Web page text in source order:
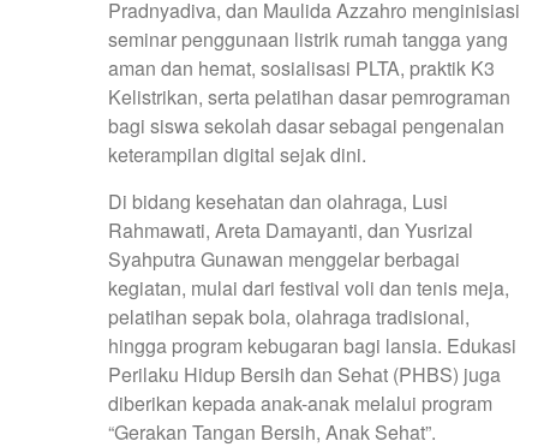
Pradnyadiva, dan Maulida Azzahro menginisiasi
seminar penggunaan listrik rumah tangga yang
aman dan hemat, sosialisasi PLTA, praktik K3
Kelistrikan, serta pelatihan dasar pemrograman
bagi siswa sekolah dasar sebagai pengenalan
keterampilan digital sejak dini.
Di bidang kesehatan dan olahraga, Lusi
Rahmawati, Areta Damayanti, dan Yusrizal
Syahputra Gunawan menggelar berbagai
kegiatan, mulai dari festival voli dan tenis meja,
pelatihan sepak bola, olahraga tradisional,
hingga program kebugaran bagi lansia. Edukasi
Perilaku Hidup Bersih dan Sehat (PHBS) juga
diberikan kepada anak-anak melalui program
“Gerakan Tangan Bersih, Anak Sehat”.